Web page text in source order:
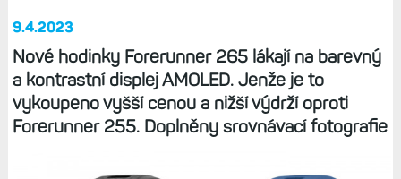
9.4.2023
Nové hodinky Forerunner 265 lákají na barevný
a kontrastní displej AMOLED. Jenže je to
vykoupeno vyšší cenou a nižší výdrží oproti
Forerunner 255. Doplněny srovnávací fotografie